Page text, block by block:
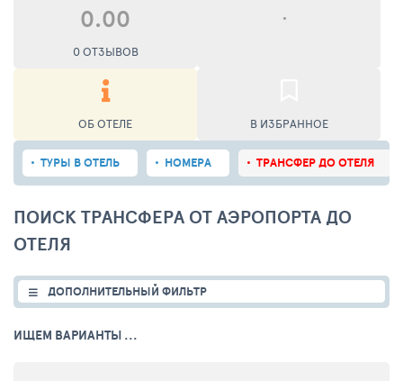
0.00
0 ОТЗЫВОВ
ОБ ОТЕЛЕ В ИЗБРАННОЕ
ТУРЫ В ОТЕЛЬ НОМЕРА ТРАНСФЕР ДО ОТЕЛЯ
ПОИСК ТРАНСФЕРА ОТ АЭРОПОРТА ДО
ОТЕЛЯ
ДОПОЛНИТЕЛЬНЫЙ ФИЛЬТР
ИЩЕМ ВАРИАНТЫ ...